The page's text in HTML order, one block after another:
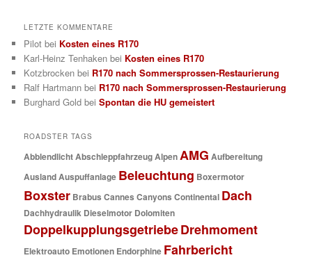
LETZTE KOMMENTARE
Pilot bei Kosten eines R170
Karl-Heinz Tenhaken bei Kosten eines R170
Kotzbrocken bei R170 nach Sommersprossen-Restaurierung
Ralf Hartmann bei R170 nach Sommersprossen-Restaurierung
Burghard Gold beiSpontan die HU gemeistert
ROADSTER TAGS
AbblendlichtAbschleppfahrzeugAlpenAMG Aufbereitung
AuslandAuspuffanlage Beleuchtung Boxermotor
Boxster Brabus Cannes Canyons Continental Dach
Dachhydraulik Dieselmotor Dolomiten
DoppelkupplungsgetriebeDrehmoment
Elektroauto Emotionen Endorphine Fahrbericht